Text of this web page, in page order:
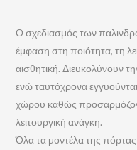
Ο σχεδιασμός των
έμφαση στη ποιότητα, τη
αισθητική. Διευκολύνουν
ενώ ταυτόχρονα
χώρου καθώς
λειτουργική ανάγκη.
Όλα τα μοντέλα της πόρτας